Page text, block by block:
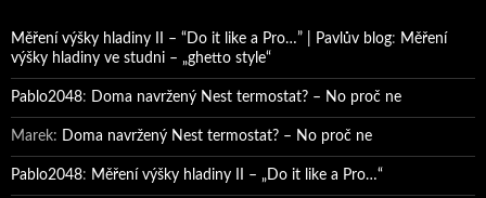
Měření výšky hladiny II – “Do it like a Pro…” | Pavlův blog: Měření
výšky hladiny ve studni – „ghetto style“
Pablo2048: Doma navržený Nest termostat? – No proč ne
Marek: Doma navržený Nest termostat? – No proč ne
Pablo2048: Měření výšky hladiny II – „Do it like a Pro…“